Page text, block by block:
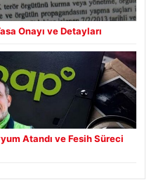
Onayı ve Detayları
Atandı ve Fesih Süreci